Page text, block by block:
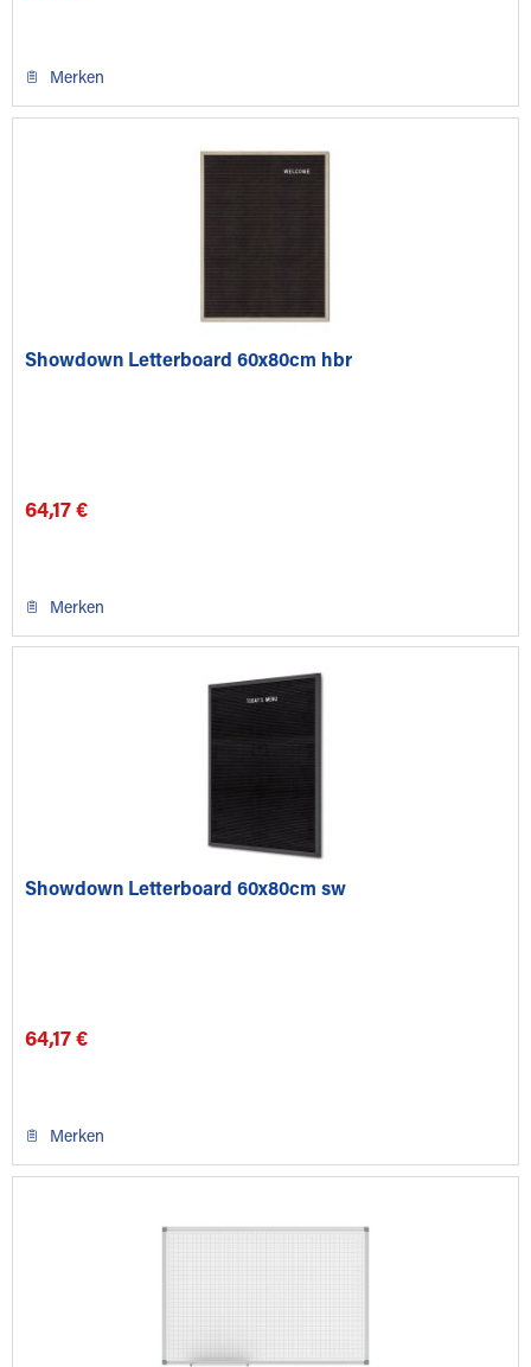
Merken
Showdown Letterboard 60x80cm hbr
64,17 €
Merken
Showdown Letterboard 60x80cm sw
64,17 €
Merken